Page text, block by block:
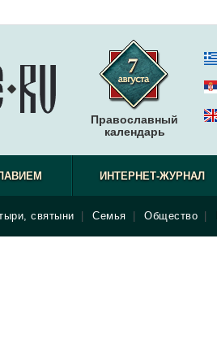
Православный
календарь
ИНТЕРНЕТ-ЖУРНАЛ
святыни Семья Общество